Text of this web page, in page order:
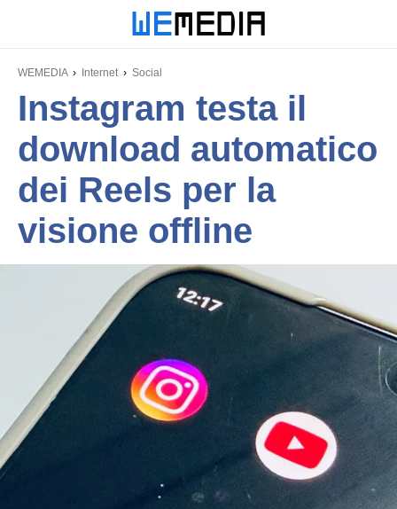
WEMEDIA Internet Social
Instagram testa il
download automatico
dei Reels per la
visione offline